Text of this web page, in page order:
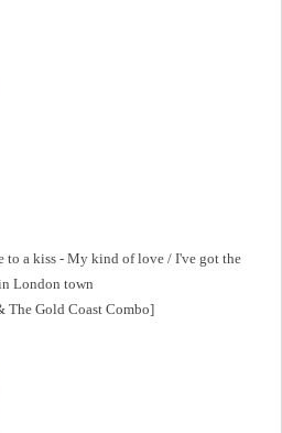
to a kiss - My kind of love / I've got the
London town
The Gold Coast Combo]